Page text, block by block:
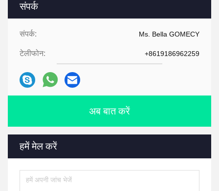
संपर्क
संपर्क: Ms. Bella GOMECY
टेलीफोन: +8619186962259
अब बात करें
हमें मेल करें